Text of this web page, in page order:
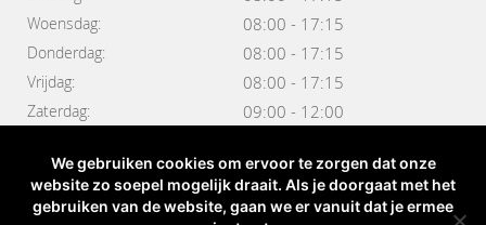
Woensdag: 08:00 - 17:15
Donderdag: 08:00 - 17:15
Vrijdag: 08:00 - 17:15
Zaterdag: 09:00 - 12:00
© 2026 Kruitbosch & de Weerd
We gebruiken cookies om ervoor te zorgen dat onze
website zo soepel mogelijk draait. Als je doorgaat met het
gebruiken van de website, gaan we er vanuit dat je ermee